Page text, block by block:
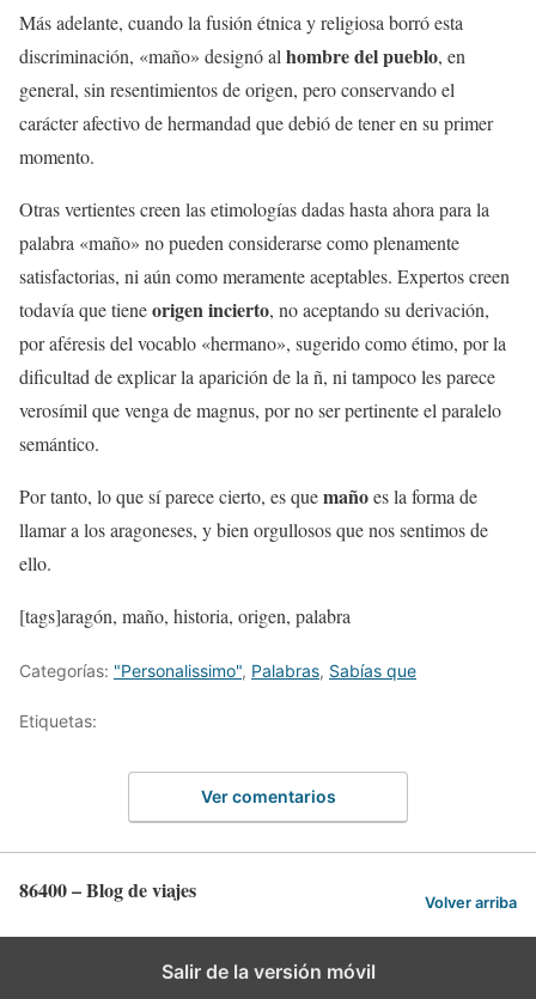
Más adelante, cuando la fusión étnica y religiosa borró esta
discriminación, «maño» designó alhombre del pueblo, en
general, sin resentimientos de origen, pero conservando el
carácter afectivo de hermandad que debió de tener en su primer
momento.
Otras vertientes creen las etimologías dadas hasta ahora para la
palabra «maño» no pueden considerarse como plenamente
satisfactorias, ni aún como meramente aceptables. Expertos creen
todavía que tieneorigen incierto, no aceptando su derivación,
por aféresis del vocablo «hermano», sugerido como étimo, por la
dificultad de explicar la aparición de la ñ, ni tampoco les parece
verosímil que venga de magnus, por no ser pertinente el paralelo
semántico.
Por tanto, lo que sí parece cierto, es quemañoes la forma de
llamar a los aragoneses, y bien orgullosos que nos sentimos de
ello.
[tags]aragón, maño, historia, origen, palabra
Categorías: "Personalissimo", Palabras, Sabías que
Etiquetas:
Ver comentarios
86400 – Blog de viajes Volver arriba
Salir de la versión móvil